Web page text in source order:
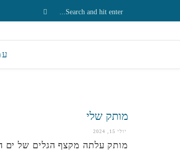
מותק שלי
יולי 15, 2024
מותק עלתה מקצף הגלים של